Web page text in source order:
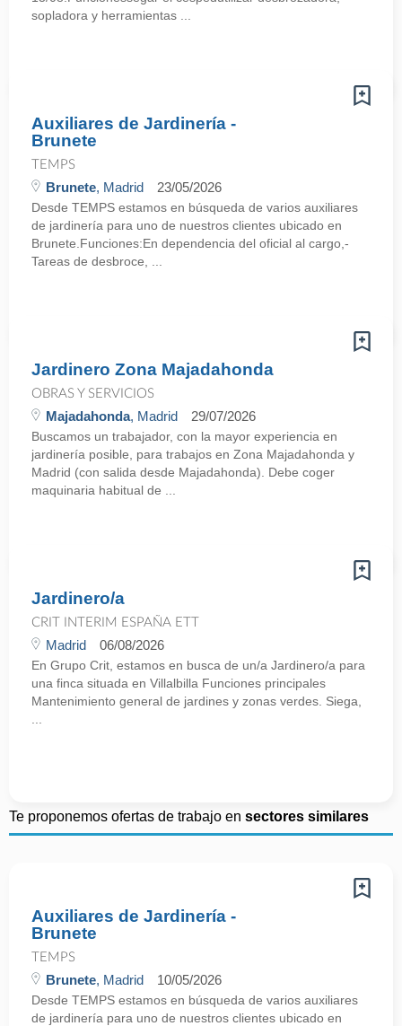
sopladora y herramientas ...
Auxiliares de Jardinería -
Brunete
TEMPS
Brunete, Madrid 23/05/2026
Desde TEMPS estamos en búsqueda de varios auxiliares
de jardinería para uno de nuestros clientes ubicado en
Brunete.Funciones:En dependencia del oficial al cargo,-
Tareas de desbroce, ...
Jardinero Zona Majadahonda
OBRAS Y SERVICIOS
Majadahonda, Madrid 29/07/2026
Buscamos un trabajador, con la mayor experiencia en
jardinería posible, para trabajos en Zona Majadahonda y
Madrid (con salida desde Majadahonda). Debe coger
maquinaria habitual de ...
Jardinero/a
CRIT INTERIM ESPAÑA ETT
Madrid 06/08/2026
En Grupo Crit, estamos en busca de un/a Jardinero/a para
una finca situada en Villalbilla Funciones principales
Mantenimiento general de jardines y zonas verdes. Siega,
Te proponemos ofertas de trabajo en sectores similares
Auxiliares de Jardinería -
Brunete
TEMPS
Brunete, Madrid 10/05/2026
Desde TEMPS estamos en búsqueda de varios auxiliares
de jardinería para uno de nuestros clientes ubicado en